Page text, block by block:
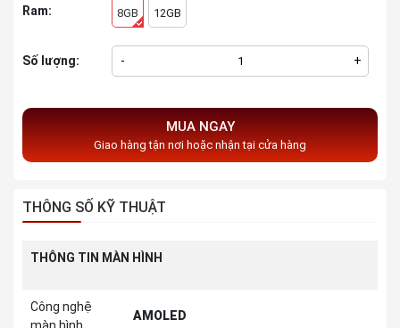
Ram: 8GB 12GB
Số lượng: - +
MUA NGAY
Giao hàng tận nơi hoặc nhận tại cửa hàng
THÔNG SỐ KỸ THUẬT
THÔNG TIN MÀN HÌNH
Công nghệ
AMOLED